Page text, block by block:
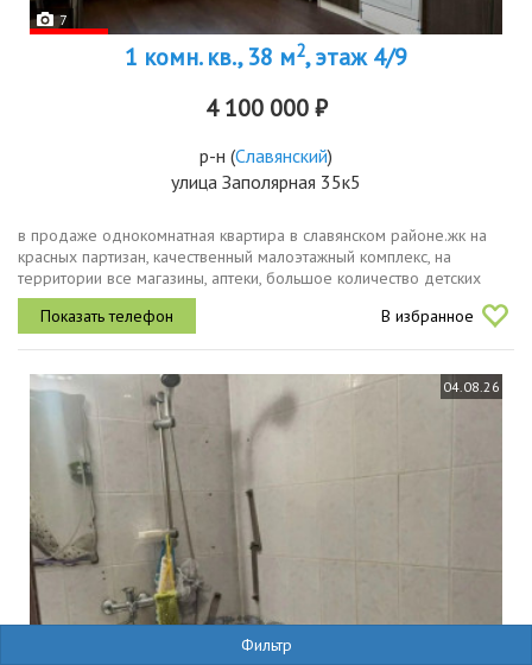
Фильтр
7
1 комн. кв., 38 м2, этаж 4/9
4 100 000 ₽
р-н (Славянский)
улица Заполярная 35к5
в продаже однокомнатная квартира в славянском районе.жк на
красных партизан, качественный малоэтажный комплекс, на
территории все магазины, аптеки, большое количество детских
площадок. до школы и детского сада 10 минут пешей ходьбы. в
квартире...
В избранное
04.08.26